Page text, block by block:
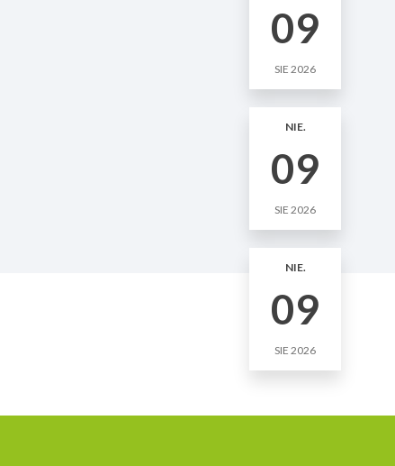
09
SIE 2026
NIE.
09
SIE 2026
NIE.
09
SIE 2026